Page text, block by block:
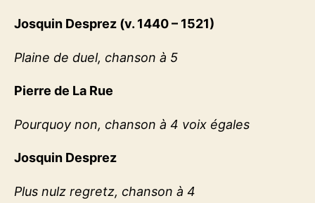
Josquin Desprez (v. 1440 – 1521)
Plaine de duel, chanson à 5
Pierre de La Rue
Pourquoy non, chanson à 4 voix égales
Josquin Desprez
Plus nulz regretz, chanson à 4